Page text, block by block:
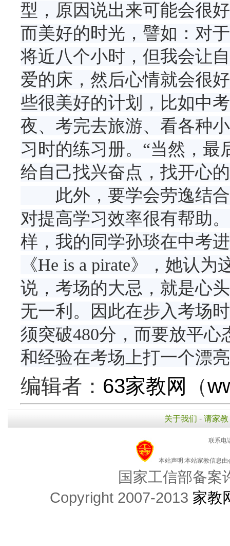
型，原因说出来可能会很
而美好的时光，譬如：对
将近八个小时，但我会让
爱的床，然后心情就会很
些很美好的计划，比如中
夜、考完去旅游、看各种
习时的练习册。“当然，最
给自己找兴奋点，找开心
此外，要学会劳逸结合
对提高学习效率很有帮助
样，我的同学孙琰在中考
《He is a pirate》，她认
说，考场的大忌，就是心
无一利。因此在步入考场
须突破480分，而要放平
和经验在考场上打一个漂
编辑者： 63家教网 （
关于我们 - 请家教
联系电
本站声明:本站家教信息
国家工信部备案
Copyright 2007-2013 家教